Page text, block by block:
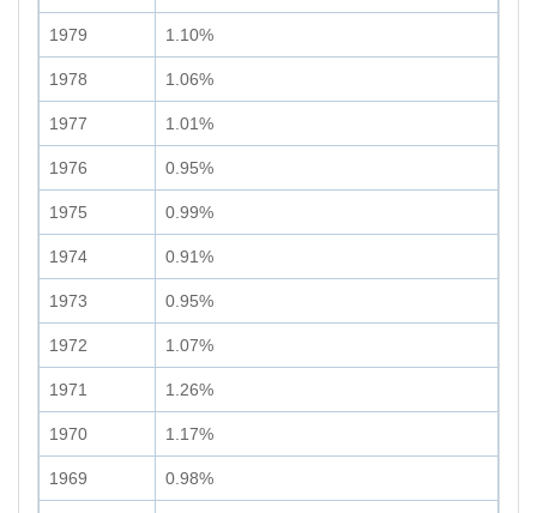
1979 1.10%
1978 1.06%
1977 1.01%
1976 0.95%
1975 0.99%
1974 0.91%
1973 0.95%
1972 1.07%
1971 1.26%
1970 1.17%
1969 0.98%